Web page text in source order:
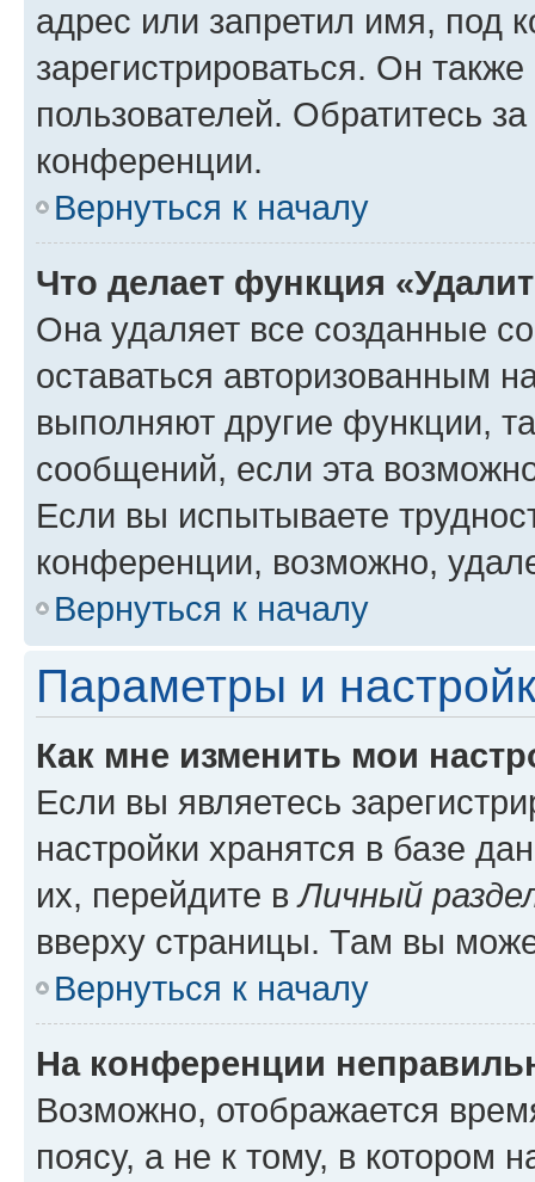
адрес или запретил имя, под
зарегистрироваться. Он
пользователей. Обратитесь
конференции.
Вернуться к началу
Что делает функция
Она удаляет все созданные
оставаться авторизованным
выполняют другие функции,
сообщений, если эта
Если вы испытываете
конференции, возможно,
Вернуться к началу
Параметры и
Как мне изменить мои
Если вы являетесь
настройки хранятся в базе
их, перейдите вЛичный
вверху страницы. Там вы
Вернуться к началу
На конференции
Возможно, отображается
поясу, а не к тому, в котором